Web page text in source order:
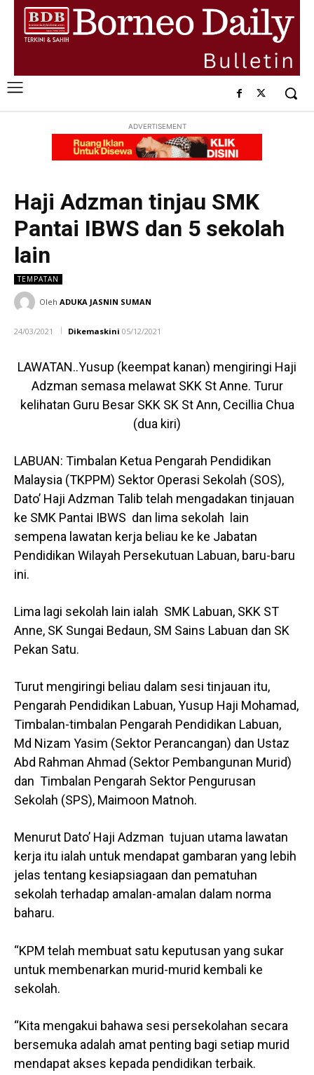
ADVERTISEMENT
Haji Adzman tinjau SMK
Pantai IBWS dan 5 sekolah
lain
TEMPATAN
Oleh ADUKA JASNIN SUMAN
24/03/2021 Dikemaskini 05/12/2021
LAWATAN..Yusup (keempat kanan) mengiringi Haji
Adzman semasa melawat SKK St Anne. Turur
kelihatan Guru Besar SKK SK St Ann, Cecillia Chua
(dua kiri)
LABUAN: Timbalan Ketua Pengarah Pendidikan
Malaysia (TKPPM) Sektor Operasi Sekolah (SOS),
Dato’ Haji Adzman Talib telah mengadakan tinjauan
ke SMK Pantai IBWS dan lima sekolah lain
sempena lawatan kerja beliau ke ke Jabatan
Pendidikan Wilayah Persekutuan Labuan, baru-baru
ini.
Lima lagi sekolah lain ialah SMK Labuan, SKK ST
Anne, SK Sungai Bedaun, SM Sains Labuan dan SK
Pekan Satu.
Turut mengiringi beliau dalam sesi tinjauan itu,
Pengarah Pendidikan Labuan, Yusup Haji Mohamad,
Timbalan-timbalan Pengarah Pendidikan Labuan,
Md Nizam Yasim (Sektor Perancangan) dan Ustaz
Abd Rahman Ahmad (Sektor Pembangunan Murid)
dan Timbalan Pengarah Sektor Pengurusan
Sekolah (SPS), Maimoon Matnoh.
Menurut Dato’ Haji Adzman tujuan utama lawatan
kerja itu ialah untuk mendapat gambaran yang lebih
jelas tentang kesiapsiagaan dan pematuhan
sekolah terhadap amalan-amalan dalam norma
baharu.
“KPM telah membuat satu keputusan yang sukar
untuk membenarkan murid-murid kembali ke
sekolah.
“Kita mengakui bahawa sesi persekolahan secara
bersemuka adalah amat penting bagi setiap murid
mendapat akses kepada pendidikan terbaik.